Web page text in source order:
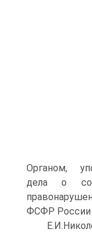
Органом,
дела о
ФСФР России